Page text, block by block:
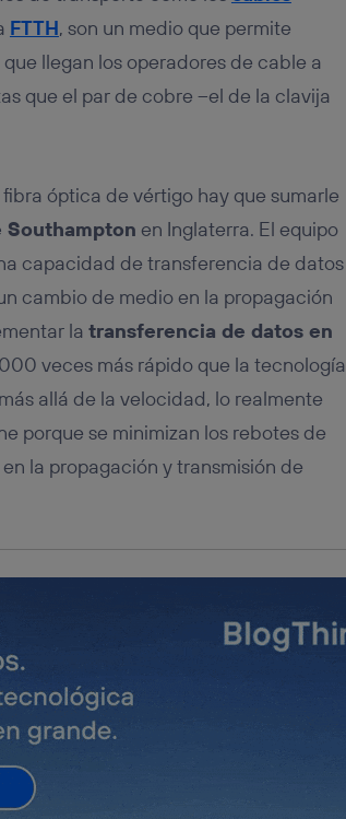
FTTH, son un medio que permite
llegan los operadores de cable a
que el par de cobre –el de la clavija
óptica de vértigo hay que sumarle
Southampton en Inglaterra. El equipo
capacidad de transferencia de datos
cambio de medio en la propagación
la transferencia de datos en
veces más rápido que la tecnología
allá de la velocidad, lo realmente
porque se minimizan los rebotes de
la propagación y transmisión de
recibirá el mismo identificador.
el marketing o análisis se
de los miembros del hogar que
“Administrar Utiq” en la parte
de Utiq (“consenthub”)
de Utiq